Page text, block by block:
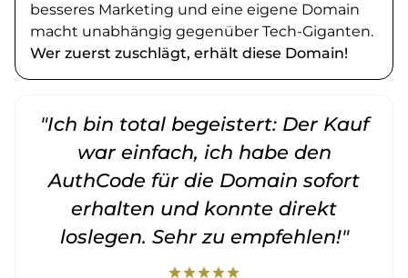
besseres Marketing und eine eigene Domain
macht unabhängig gegenüber Tech-Giganten.
Wer zuerst zuschlägt, erhält diese Domain!
"Ich bin total begeistert: Der Kauf
war einfach, ich habe den
AuthCode für die Domain sofort
erhalten und konnte direkt
loslegen. Sehr zu empfehlen!"
starstarstarstarstar